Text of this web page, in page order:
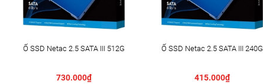
Ổ SSD Netac 2.5 SATA III 512G
730.000₫
Ổ SSD Netac 2.5 SATA III 240G
415.000₫